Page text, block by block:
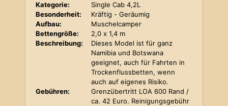
Kategorie:
Single Cab 4,2L
Besonderheit:
Kräftig - Geräumig
Aufbau:
Muschelcamper
Bettengröße:
2,0 x 1,4 m
Beschreibung:
Dieses Model ist für ganz
Namibia und Botswana
geeignet, auch für Fahrten in
Trockenflussbetten, wenn
auch auf eigenes Risiko.
Gebühren:
Grenzübertritt LOA 600 Rand /
ca. 42 Euro. Reinigungsgebühr